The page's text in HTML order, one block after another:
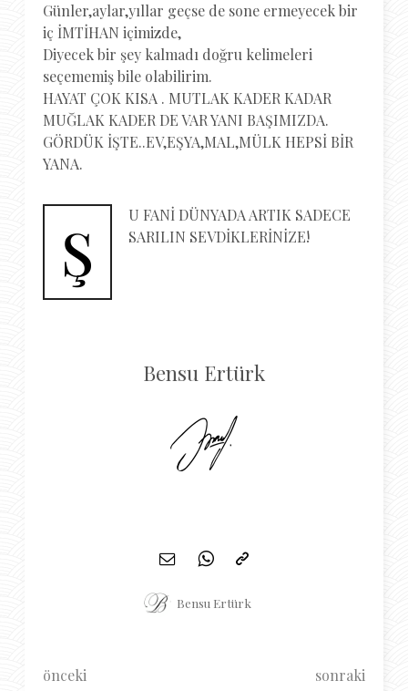
Günler,aylar,yıllar geçse de sone ermeyecek bir
iç İMTİHAN içimizde,
Diyecek bir şey kalmadı doğru kelimeleri
seçememiş bile olabilirim.
HAYAT ÇOK KISA . MUTLAK KADER KADAR
MUĞLAK KADER DE VAR YANI BAŞIMIZDA.
GÖRDÜK İŞTE..EV,EŞYA,MAL,MÜLK HEPSİ BİR
YANA.
Ş
U FANİ DÜNYADA ARTIK SADECE
SARILIN SEVDİKLERİNİZE!
Bensu Ertürk
Bensu Ertürk
önceki
sonraki